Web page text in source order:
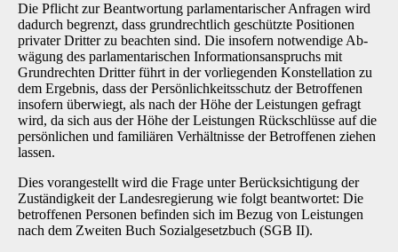
Die Pflicht zur Beantwortung parlamentarischer Anfragen wird
dadurch begrenzt, dass grund­rechtlich geschützte Positionen
privater Dritter zu beachten sind. Die insofern notwendige Ab­
wägung des parlamentarischen Informationsanspruchs mit
Grundrechten Dritter führt in der vorliegenden Konstellation zu
dem Ergebnis, dass der Persönlichkeitsschutz der Betroffenen
insofern überwiegt, als nach der Höhe der Leistungen gefragt
wird, da sich aus der Höhe der Leistungen Rückschlüsse auf die
persönlichen und familiären Verhältnisse der Betroffenen ziehen
lassen.
Dies vorangestellt wird die Frage unter Berücksichtigung der
Zuständigkeit der Landesregie­rung wie folgt beantwortet: Die
betroffenen Personen befinden sich im Bezug von Leistungen
nach dem Zweiten Buch Sozialgesetzbuch (SGB II).